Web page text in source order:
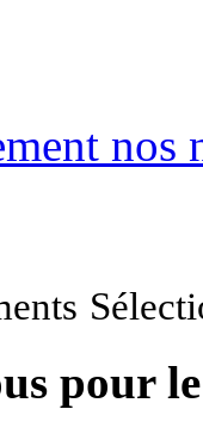
nos
pour